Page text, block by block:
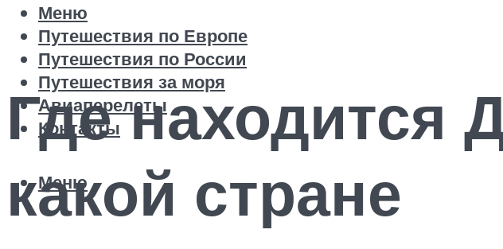
Путешествия по Европе
Путешествия по России
Путешествия за моря
Авиаперелеты
Контакты
Меню
Меню
Где находится
какой стране